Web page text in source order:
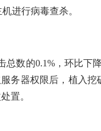
进行病毒查杀。
数的0.1%，环比下
务器权限后，植入
置。